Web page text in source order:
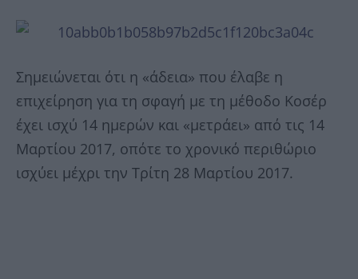
Σημειώνεται ότι η «άδεια» που έλαβε η
επιχείρηση για τη σφαγή με τη μέθοδο Κοσέρ
έχει ισχύ 14 ημερών και «μετράει» από τις 14
Μαρτίου 2017, οπότε το χρονικό περιθώριο
ισχύει μέχρι την Τρίτη 28 Μαρτίου 2017.